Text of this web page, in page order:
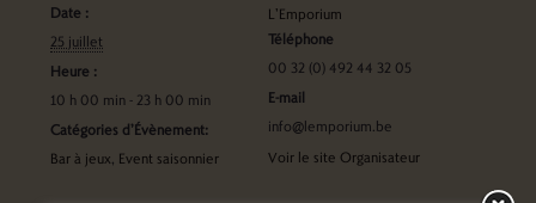
Date :
25 juillet
Heure :
10 h 00 min - 23 h 00 min
Catégories d’Évènement:
Bar à jeux, Event saisonnier
L’Emporium
Téléphone
00 32 (0) 492 44 32 05
E-mail
info@lemporium.be
Voir le site Organisateur